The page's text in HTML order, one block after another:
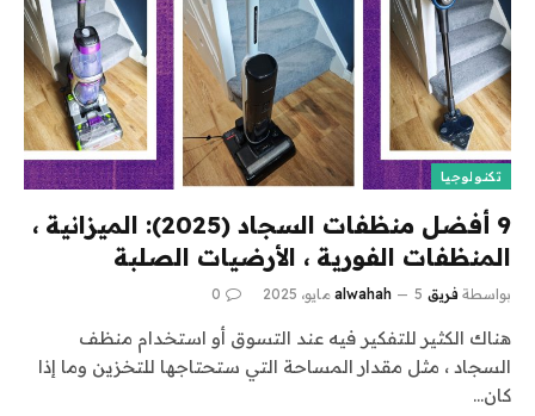
تكنولوجيا
9 أفضل منظفات السجاد (2025): الميزانية ،
المنظفات الفورية ، الأرضيات الصلبة
بواسطة فريق alwahah 5 مايو، 2025 0
هناك الكثير للتفكير فيه عند التسوق أو استخدام منظف
السجاد ، مثل مقدار المساحة التي ستحتاجها للتخزين وما إذا
كان…